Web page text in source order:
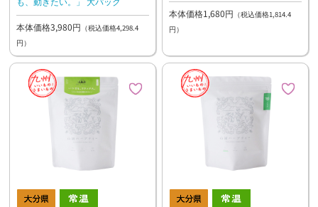
本体価格3,980円 （税込価格4,298.4
円）
本体価格1,680円 （税込価格1,814.4
円）